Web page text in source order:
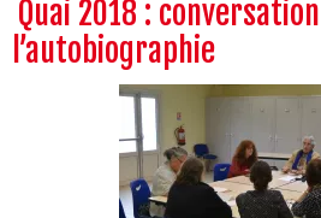
Quai 2018 :
l’autobiographie